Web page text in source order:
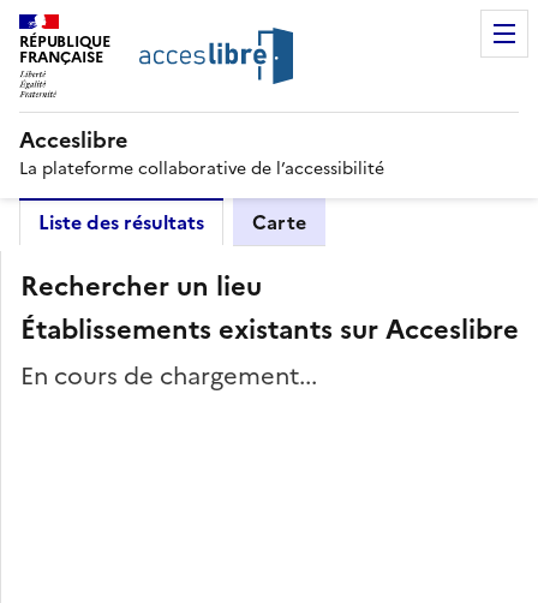
RÉPUBLIQUE
FRANÇAISE
Acceslibre
La plateforme collaborative de l’accessibilité
Liste des résultats Carte
Rechercher un lieu
Établissements existants sur Acceslibre
En cours de chargement...